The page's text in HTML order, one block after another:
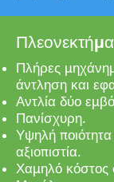
Πλήρες
άντληση και
Αντλία δύο
Πανίσχυρη.
Υψηλή
αξιοπιστία.
Χαμηλό κόστος